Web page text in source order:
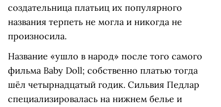
создательница платьиц их популярного
названия терпеть не могла и никогда не
произносила.
Название «ушло в народ» после того самого
фильма Baby Doll; собственно платью тогда
шёл четырнадцатый годик. Сильвия Педлар
специализировалась на нижнем белье и